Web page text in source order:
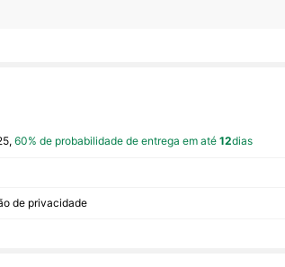
60% de probabilidade de entrega em até12dias
de privacidade